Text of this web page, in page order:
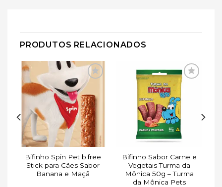
PRODUTOS RELACIONADOS
Adicionar
à lista de
desejos
Bifinho Spin Pet b.free
Stick para Cães Sabor
Banana e Maçã
Adicionar
desejos
Bifinho Sabor Carne e
Vegetais Turma da
Mônica 50g – Turma
da Mônica Pets